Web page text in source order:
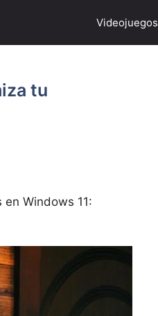
Videojuegos
tu
Windows 11: